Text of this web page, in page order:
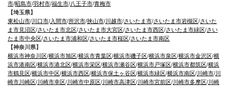
市/昭島市/羽村市/福生市/八王子市/青梅市
【埼玉県】
東松山市/川口市/入間市/所沢市/挟山市/川越市/さいたま市/さいたま市岩槻区/さいた
ま市見沼区/さいたま市北区/さいたま市大宮区/さいたま市西区/さいたま市緑区/さい
たま市中央区/さいたま市浦和区/さいたま市桜区/さいたま市南区
【神奈川県】
横浜市神奈川区/横浜市旭区/横浜市青葉区/横浜市磯子区/横浜市泉区/横浜市金沢区/横
浜市港南区/横浜市港北区/横浜市栄区/横浜市瀬谷区/横浜市戸塚区/横浜市都筑区/横浜
市鶴見区/横浜市中区/横浜市西区/横浜市保土ヶ谷区/横浜市緑区/横浜市南区/川崎市/川
崎市川崎区/川崎市幸区/川崎市中原区/川崎市高津区/川崎市宮前区/川崎市多摩区/川崎